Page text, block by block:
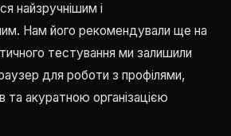
найзручнішим і
Нам його рекомендували ще на
тестування ми залишили
для роботи з профілями,
та акуратною організацією